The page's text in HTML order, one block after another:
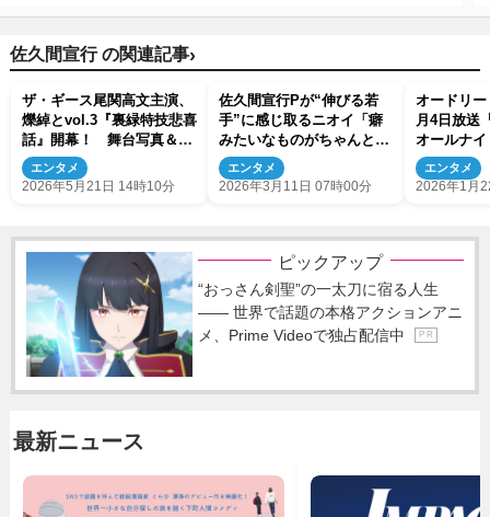
佐久間宣行 の関連記事›
ザ・ギース尾関高文主演、
爍綽とvol.3『裏緑特技悲喜
話』開幕！ 舞台写真＆コ
メント到着
エンタメ
2026年5月21日 14時10分
佐久間宣行Pが“伸びる若
手”に感じ取るニオイ「癖
みたいなものがちゃんとあ
る」
エンタメ
2026年3月11日 07時00分
オードリ
月4日放送
オールナ
に登場
エンタメ
2026年1月
ピックアップ
“おっさん剣聖”の一太刀に宿る人生
―― 世界で話題の本格アクションアニ
メ、Prime Videoで独占配信中
P R
最新ニュース